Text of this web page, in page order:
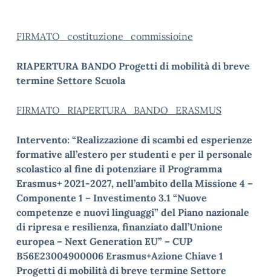
FIRMATO_costituzione_commissioine
RIAPERTURA BANDO Progetti di mobilità di breve
termine Settore Scuola
FIRMATO_RIAPERTURA_BANDO_ERASMUS
Intervento: “Realizzazione di scambi ed esperienze
formative all’estero per studenti e per il personale
scolastico al fine di potenziare il Programma
Erasmus+ 2021-2027, nell’ambito della Missione 4 –
Componente 1 – Investimento 3.1 “Nuove
competenze e nuovi linguaggi” del Piano nazionale
di ripresa e resilienza, finanziato dall’Unione
europea – Next Generation EU” – CUP
B56E23004900006 Erasmus+Azione Chiave 1
Progetti di mobilità di breve termine Settore